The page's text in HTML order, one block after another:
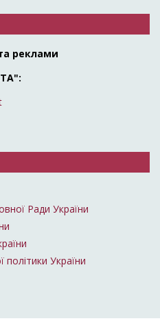
реклами
Ради України
політики України